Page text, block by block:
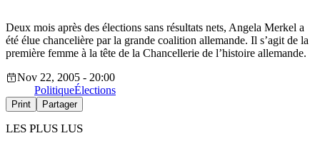
Deux mois après des élections sans résultats nets, Angela Merkel a
été élue chancelière par la grande coalition allemande. Il s’agit de la
première femme à la tête de la Chancellerie de l’histoire allemande.
Nov 22, 2005 - 20:00
PolitiqueÉlections
Print Partager
LES PLUS LUS